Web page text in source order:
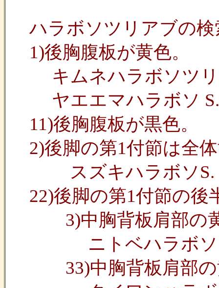
ハラボソツリアブの
1)後胸腹板が黄色。
キムネハラボソツリ
ヤエエマハラボソ S.
11)後胸腹板が黒色。
2)後脚の第1付節は全
スズキハラボソS.
22)後脚の第1付節の後
3)中胸背板肩部の
ニトベハラボソ
33)中胸背板肩部の